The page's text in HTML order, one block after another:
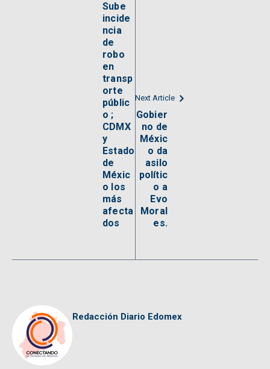
Sube
incide
ncia
de
robo
en
transp
orte
públic
o ;
CDMX
y
Estado
de
Méxic
o los
más
afecta
dos
Next Article
Gobier
no de
Méxic
o da
asilo
polític
o a
Evo
Moral
es.
Redacción Diario Edomex